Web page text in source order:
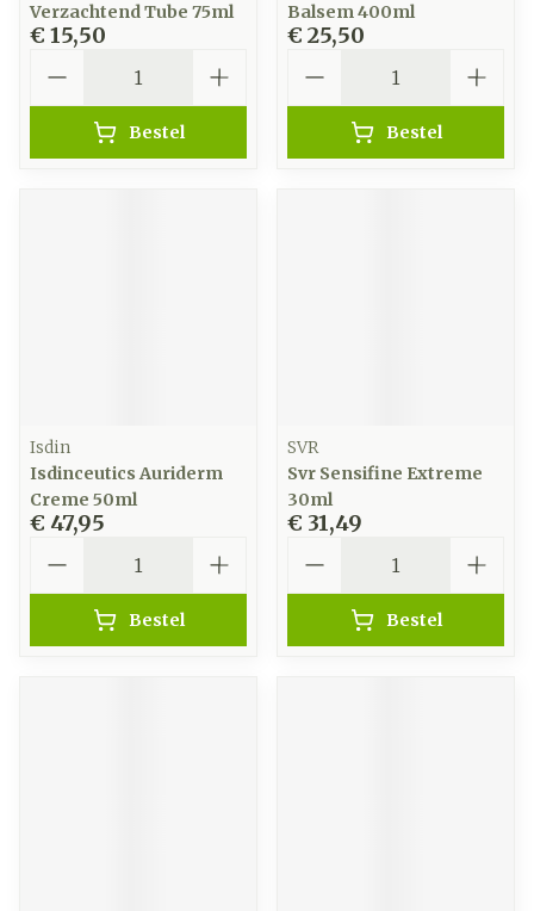
Verzachtend Tube 75ml
€ 15,50
Bestel
Balsem 400ml
€ 25,50
Bestel
Isdin
Isdinceutics Auriderm
Creme 50ml
€ 47,95
Bestel
SVR
Svr Sensifine Extreme
30ml
€ 31,49
Bestel